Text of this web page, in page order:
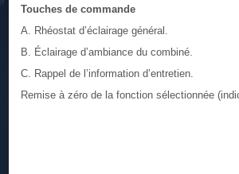
Touches de commande
A. Rhéostat d’éclairage général.
B. Éclairage d’ambiance du combiné.
C. Rappel de l’information d’entretien.
Remise à zéro de la fonction sélectionnée